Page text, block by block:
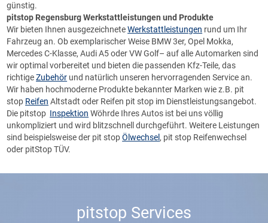
günstig.
pitstop RegensburgWerkstattleistungen und Produkte
Wir bieten Ihnen ausgezeichneteWerkstattleistungen rund um Ihr
Fahrzeug an. Ob exemplarischer Weise BMW 3er, Opel Mokka,
Mercedes C-Klasse, Audi A5 oder VW Golf– auf alle Automarken sind
wir optimal vorbereitet und bieten die passenden Kfz-Teile, das
richtigeZubehör und natürlich unseren hervorragenden Service an.
Wir haben hochmoderne Produkte bekannter Marken wie z.B. pit
stop Reifen Altstadt oder Reifen pit stop im Dienstleistungsangebot.
Die pitstop Inspektion Wöhrde Ihres Autos ist bei uns völlig
unkompliziert und wird blitzschnell durchgeführt. Weitere Leistungen
sind beispielsweise der pit stopÖlwechsel , pit stop Reifenwechsel
oder pitStop TÜV.
pitstop Services